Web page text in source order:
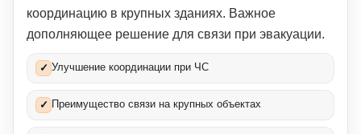
координацию в крупных зданиях. Важное
дополняющее решение для связи при эвакуации.
✓ Улучшение координации при ЧС
✓ Преимущество связи на крупных объектах